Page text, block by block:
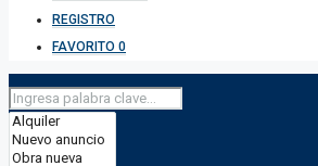
REGISTRO
FAVORITO 0